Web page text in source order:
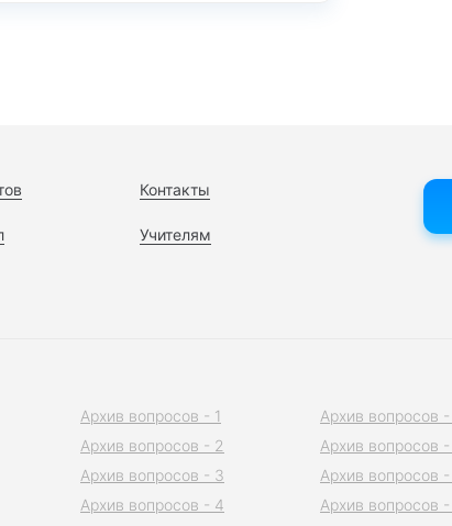
Контакты
Учителям
Архив вопросов - 1
Архив вопросов - 2
Архив вопросов - 3
Архив вопросов - 4
Архив вопросов -
Архив вопросов
Архив вопросов -
Архив вопросов